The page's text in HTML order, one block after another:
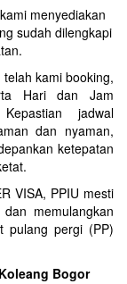
menyediakan
sudah dilengkapi
kami booking,
Hari dan Jam
jadwal
dan nyaman,
ketepatan
VISA, PPIU mesti
memulangkan
pulang pergi (PP)
Bogor